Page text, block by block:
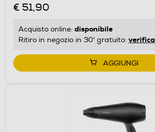
€ 51,90
Acquisto online: disponibile
Ritiro in negozio in 30' gratuito: verifica
AGGIUNGI